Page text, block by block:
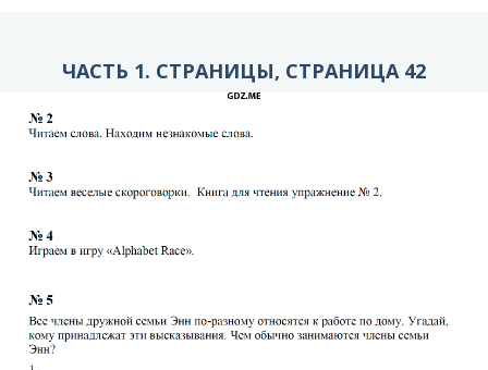
ЧАСТЬ 1. СТРАНИЦЫ, СТРАНИЦА 42